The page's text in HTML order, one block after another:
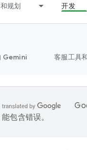
规划 开发
Gemini 客服工具
能包含错误。